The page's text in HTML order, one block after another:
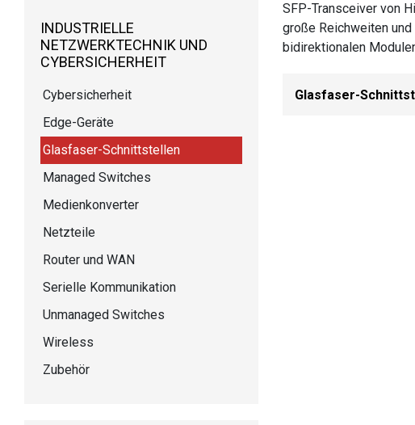
INDUSTRIELLE
NETZWERKTECHNIK UND
CYBERSICHERHEIT
Cybersicherheit
Edge-Geräte
Glasfaser-Schnittstellen
Managed Switches
Medienkonverter
Netzteile
Router und WAN
Serielle Kommunikation
Unmanaged Switches
Wireless
Zubehör
SFP-Transceiver von
große Reichweiten
bidirektionalen
Glasfaser-